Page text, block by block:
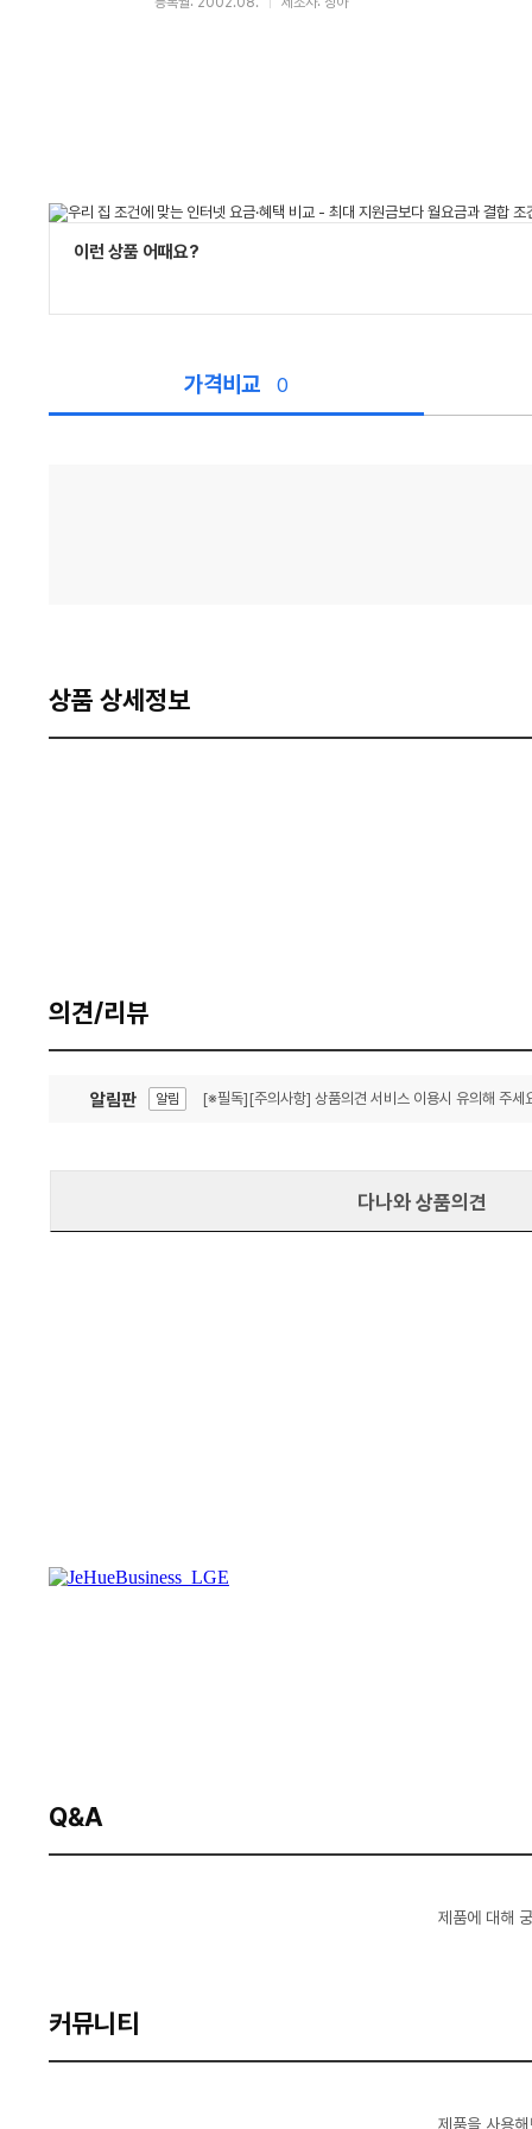
이런 상품 어때요?
가격비교 0
상품 상세정보
의견/리뷰
알림판 알림 [※필독][주의사항] 상품의견 서비스 이용시 유의해 주세
다나와 상품의견
Q&A
제품에 대해
커뮤니티
제품을 사용